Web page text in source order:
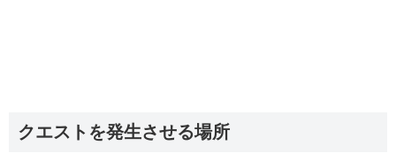
クエストを発生させる場所